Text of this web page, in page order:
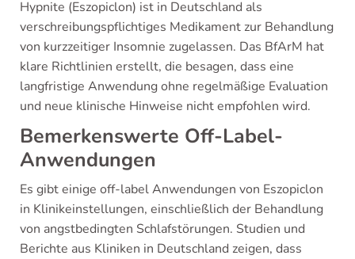
Hypnite (Eszopiclon) ist in Deutschland als
verschreibungspflichtiges Medikament zur Behandlung
von kurzzeitiger Insomnie zugelassen. Das BfArM hat
klare Richtlinien erstellt, die besagen, dass eine
langfristige Anwendung ohne regelmäßige Evaluation
und neue klinische Hinweise nicht empfohlen wird.
Bemerkenswerte Off-Label-
Anwendungen
Es gibt einige off-label Anwendungen von Eszopiclon
in Klinikeinstellungen, einschließlich der Behandlung
von angstbedingten Schlafstörungen. Studien und
Berichte aus Kliniken in Deutschland zeigen, dass